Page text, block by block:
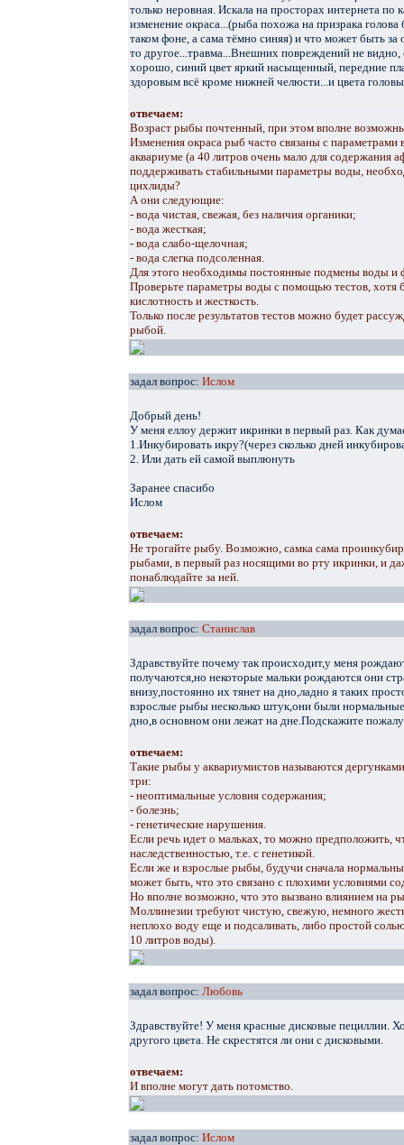
только неровная. Искала на просторах интернета
изменение окраса...(рыба похожа на призрака голова
таком фоне, а сама тёмно синяя) и что может быть
то другое...травма...Внешних повреждений не
хорошо, синий цвет яркий насыщенный, передние
здоровым всё кроме нижней челюсти...и цвета
отвечаем:
Возраст рыбы почтенный, при этом вполне
Изменения окраса рыб часто связаны с
аквариуме (а 40 литров очень мало для содержания
поддерживать стабильными параметры воды,
цихлиды?
А они следующие:
- вода чистая, свежая, без наличия органики;
- вода жесткая;
- вода слабо-щелочная;
- вода слегка подсоленная.
Для этого необходимы постоянные подмены воды и
Проверьте параметры воды с помощью тестов, хотя
кислотность и жесткость.
Только после результатов тестов можно будет
рыбой.
задал вопрос: Ислом
Добрый день!
У меня еллоу держит икринки в первый раз. Как
1.Инкубировать икру?(через сколько дней
2. Или дать ей самой выплюнуть
Заранее спасибо
Ислом
отвечаем:
Не трогайте рыбу. Возможно, самка сама
рыбами, в первый раз носящими во рту икринки, и
понаблюдайте за ней.
задал вопрос: Станислав
Здравствуйте почему так происходит,у меня
получаются,но некоторые мальки рождаются они
внизу,постоянно их тянет на дно,ладно я таких
взрослые рыбы несколько штук,они были
дно,в основном они лежат на дне.Подскажите
отвечаем:
Такие рыбы у аквариумистов называются
три:
- неоптимальные условия содержания;
- болезнь;
- генетические нарушения.
Если речь идет о мальках, то можно предположить,
наследственностью, т.е. с генетикой.
Если же и взрослые рыбы, будучи сначала
может быть, что это связано с плохими условиями
Но вполне возможно, что это вызвано влиянием на
Моллинезии требуют чистую, свежую, немного
неплохо воду еще и подсаливать, либо простой
10 литров воды).
задал вопрос: Любовь
Здравствуйте! У меня красные дисковые пециллии.
другого цвета. Не скрестятся ли они с дисковыми.
отвечаем:
И вполне могут дать потомство.
задал вопрос: Ислом